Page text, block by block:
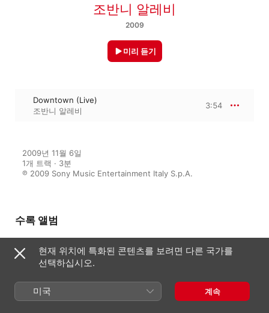
조반니 알레비
2009
미리 듣기
Downtown (Live)
조반니 알레비
3:54
2009년 11월 6일
1개 트랙 · 3분
℗ 2009 Sony Music Entertainment Italy S.p.A.
수록 앨범
Arena di Verona (Live)
All Stars Orchestra,조반니 알레비
현재 위치에 특화된 콘텐츠를 보려면 다른 국가를
선택하십시오.
미국 계속